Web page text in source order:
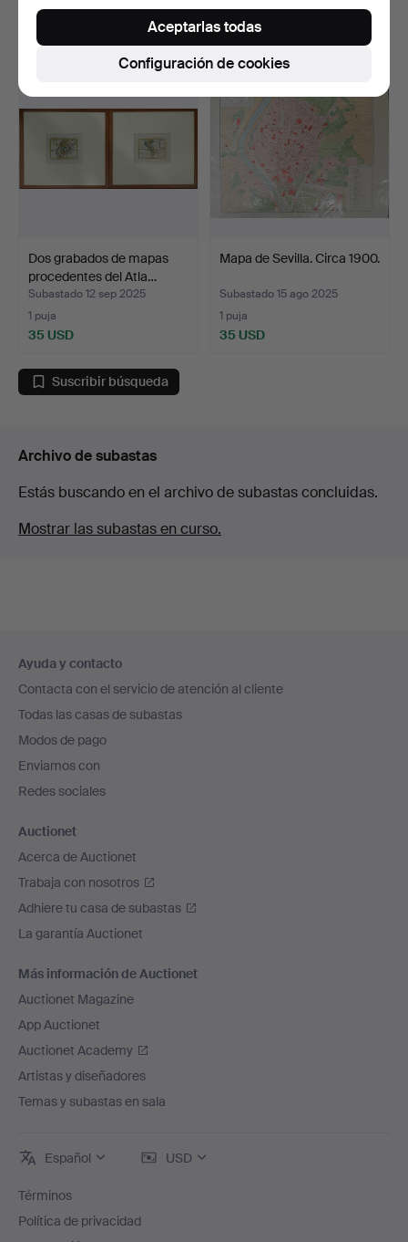
1 puja
1 puja
35 USD
Dos grabados de mapas
procedentes del Atla…
Subastado 12 sep 2025
1 puja
35 USD
Mapa de Sevilla. Circa 1900.
Subastado 15 ago 2025
1 puja
35 USD
Suscribir búsqueda
Archivo de subastas
Estás buscando en el archivo de subastas concluidas.
Mostrar las subastas en curso.
en
el
pie
de
página
Ayuda y contacto
Contacta con el servicio de atención al cliente
Todas las casas de subastas
Modos de pago
Enviamos con
Redes sociales
Auctionet
Acerca de Auctionet
Trabaja con nosotros
Adhiere tu casa de subastas
La garantía Auctionet
Más información de Auctionet
Auctionet Magazine
App Auctionet
Auctionet Academy
Artistas y diseñadores
Temas y subastas en sala
Español USD
Términos
Política de privacidad
Configuración de cookies
Aceptarlas todas